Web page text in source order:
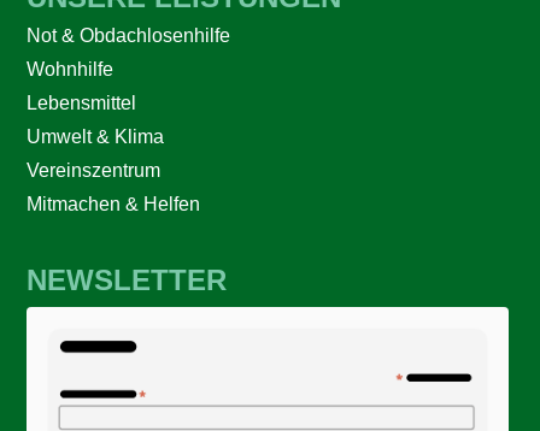
Not & Obdachlosenhilfe
Wohnhilfe
Lebensmittel
Umwelt & Klima
Vereinszentrum
Mitmachen & Helfen
NEWSLETTER